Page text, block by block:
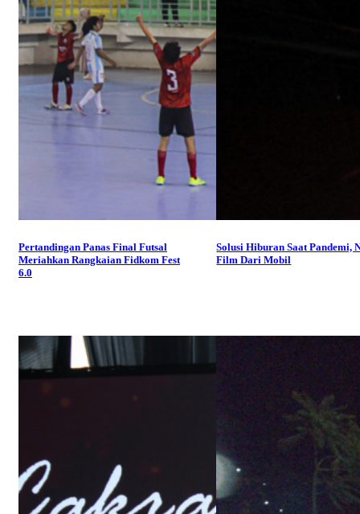
Pertandingan Panas Final Futsal
Meriahkan Rangkaian Fidkom Fest
6.0
Solusi Hiburan Saat Pandemi,
Film Dari Mobil